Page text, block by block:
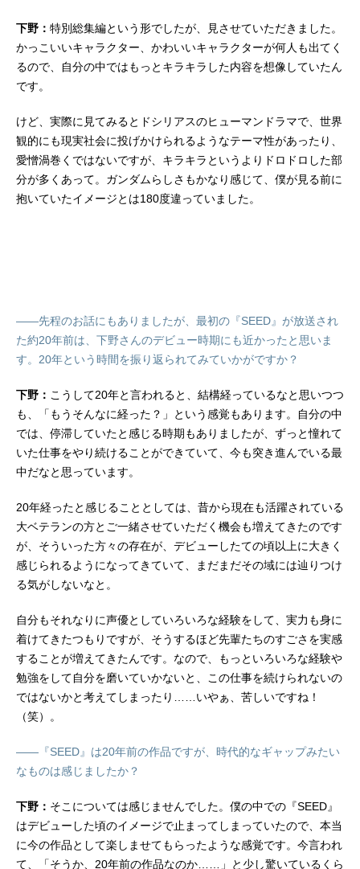
下野： 特別総集編という形でしたが、見させていただきました。
かっこいいキャラクター、かわいいキャラクターが何人も出てく
るので、自分の中ではもっとキラキラした内容を想像していたん
です。
けど、実際に見てみるとドシリアスのヒューマンドラマで、世界
観的にも現実社会に投げかけられるようなテーマ性があったり、
愛憎渦巻くではないですが、キラキラというよりドロドロした部
分が多くあって。ガンダムらしさもかなり感じて、僕が見る前に
抱いていたイメージとは180度違っていました。
――先程のお話にもありましたが、最初の『SEED』が放送され
た約20年前は、下野さんのデビュー時期にも近かったと思いま
す。20年という時間を振り返られてみていかがですか？
下野： こうして20年と言われると、結構経っているなと思いつつ
も、「もうそんなに経った？」という感覚もあります。自分の中
では、停滞していたと感じる時期もありましたが、ずっと憧れて
いた仕事をやり続けることができていて、今も突き進んでいる最
中だなと思っています。
20年経ったと感じることとしては、昔から現在も活躍されている
大ベテランの方とご一緒させていただく機会も増えてきたのです
が、そういった方々の存在が、デビューしたての頃以上に大きく
感じられるようになってきていて、まだまだその域には辿りつけ
る気がしないなと。
自分もそれなりに声優としていろいろな経験をして、実力も身に
着けてきたつもりですが、そうするほど先輩たちのすごさを実感
することが増えてきたんです。なので、もっといろいろな経験や
勉強をして自分を磨いていかないと、この仕事を続けられないの
ではないかと考えてしまったり……いやぁ、苦しいですね！
（笑）。
――『SEED』は20年前の作品ですが、時代的なギャップみたい
なものは感じましたか？
下野： そこについては感じませんでした。僕の中での『SEED』
はデビューした頃のイメージで止まってしまっていたので、本当
に今の作品として楽しませてもらったような感覚です。今言われ
て、「そうか、20年前の作品なのか……」と少し驚いているくら